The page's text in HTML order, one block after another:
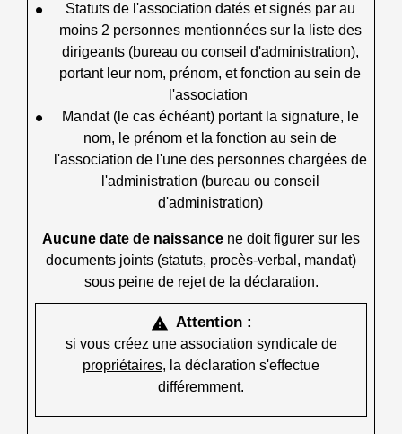
Statuts de l'association datés et signés par au
moins 2 personnes mentionnées sur la liste des
dirigeants (bureau ou conseil d'administration),
portant leur nom, prénom, et fonction au sein de
l'association
Mandat (le cas échéant) portant la signature, le
nom, le prénom et la fonction au sein de
l'association de l'une des personnes chargées de
l'administration (bureau ou conseil
d'administration)
Aucune date de naissance ne doit figurer sur les
documents joints (statuts, procès-verbal, mandat)
sous peine de rejet de la déclaration.
warning Attention :
si vous créez une association syndicale de
propriétaires, la déclaration s'effectue
différemment.